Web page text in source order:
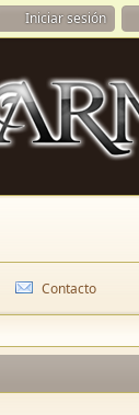
Iniciar sesión
Contacto